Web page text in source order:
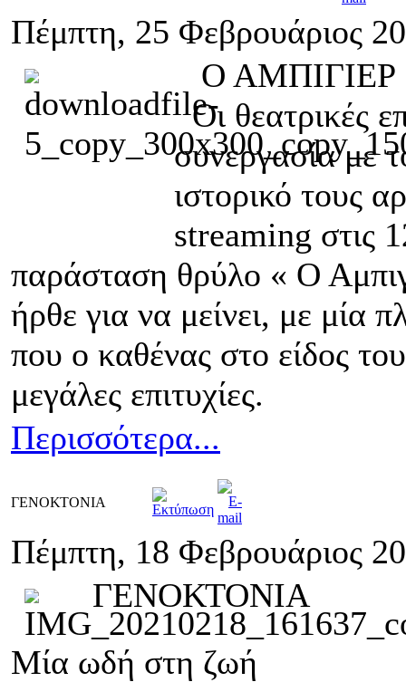
Πέμπτη, 25 Φεβρουάριος
Ο ΑΜΠΙΓΙΕΡ
Οι θεατρικές
συνεργασία με
ιστορικό τους
streaming στις
παράσταση θρύλο « Ο
ήρθε για να μείνει, με μία
που ο καθένας στο είδος
μεγάλες επιτυχίες.
Περισσότερα...
ΓΕΝΟΚΤΟΝΙΑ
Πέμπτη, 18 Φεβρουάριος
ΓΕΝΟΚΤΟΝΙΑ
Μία ωδή στη ζωή